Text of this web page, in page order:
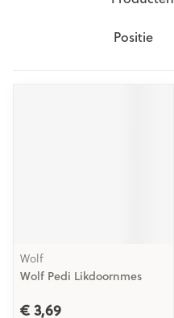
Sorteer op:
Wolf
Wolf Pedi Likdoornmes
€ 3,69